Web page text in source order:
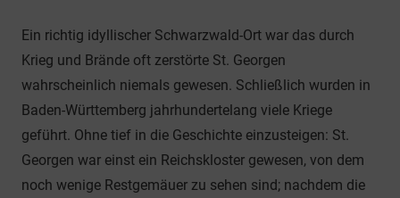
Ein richtig idyllischer Schwarzwald-Ort war das durch
Krieg und Brände oft zerstörte St. Georgen
wahrscheinlich niemals gewesen. Schließlich wurden in
Baden-Württemberg jahrhundertelang viele Kriege
geführt. Ohne tief in die Geschichte einzusteigen: St.
Georgen war einst ein Reichskloster gewesen, von dem
noch wenige Restgemäuer zu sehen sind; nachdem die